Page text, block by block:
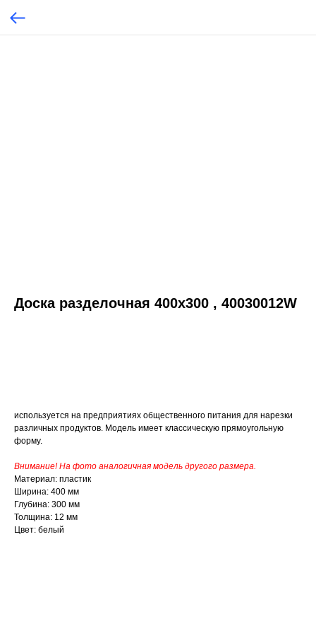
Доска разделочная 400х300 , 40030012W
используется на предприятиях общественного питания для нарезки
различных продуктов. Модель имеет классическую прямоугольную
форму.
Внимание! На фото аналогичная модель другого размера.
Материал: пластик
Ширина: 400 мм
Глубина: 300 мм
Толщина: 12 мм
Цвет: белый